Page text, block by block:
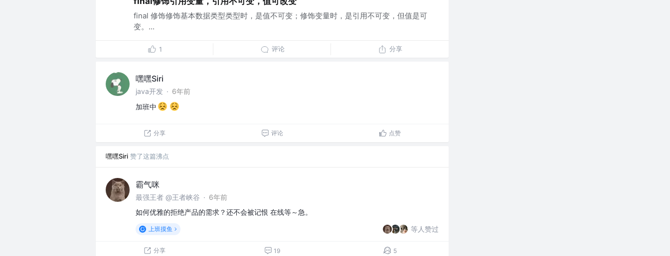
final 修饰修饰基本数据类型类型时，是值不可变；修饰变量时，是引用不可变，但值是可
变。...
1 评论 分享
嘿嘿Siri
java开发 · 6年前
加班中
分享 评论 点赞
嘿嘿Siri 赞了这篇沸点
霸气咪
最强王者 @王者峡谷 · 6年前
如何优雅的拒绝产品的需求？还不会被记恨 在线等～急。
上班摸鱼 等人赞过
分享 19 5